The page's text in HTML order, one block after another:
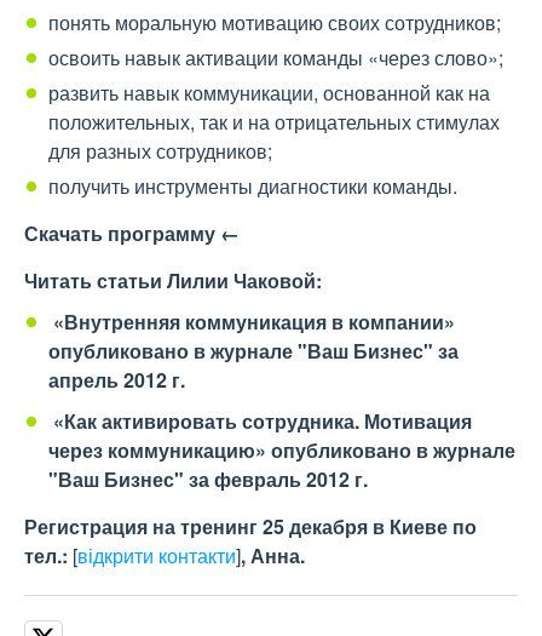
понять моральную мотивацию своих сотрудников;
освоить навык активации команды «через слово»;
развить навык коммуникации, основанной как на
положительных, так и на отрицательных стимулах
для разных сотрудников;
получить инструменты диагностики команды.
Скачать программу ←
Читать статьи Лилии Чаковой:
«Внутренняя коммуникация в компании»
опубликовано в журнале "Ваш Бизнес" за
апрель 2012 г.
«Как активировать сотрудника. Мотивация
через коммуникацию» опубликовано в журнале
"Ваш Бизнес" за февраль 2012 г.
Регистрация на тренинг 25 декабря в Киеве по
тел.: [відкрити контакти], Анна.